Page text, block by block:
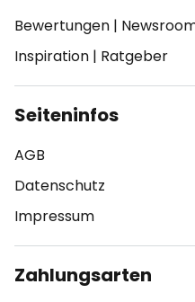
Bewertungen |
Inspiration | Ratgeber
Seiteninfos
AGB
Datenschutz
Impressum
Zahlungsarten